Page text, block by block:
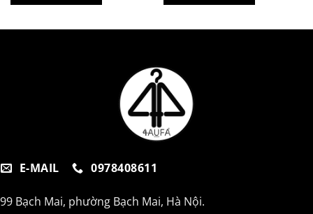
E-MAIL 0978408611
99 Bạch Mai, phường Bạch Mai, Hà Nội.